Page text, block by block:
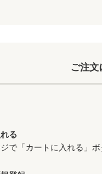
ご注
る
で「カートに入れる」